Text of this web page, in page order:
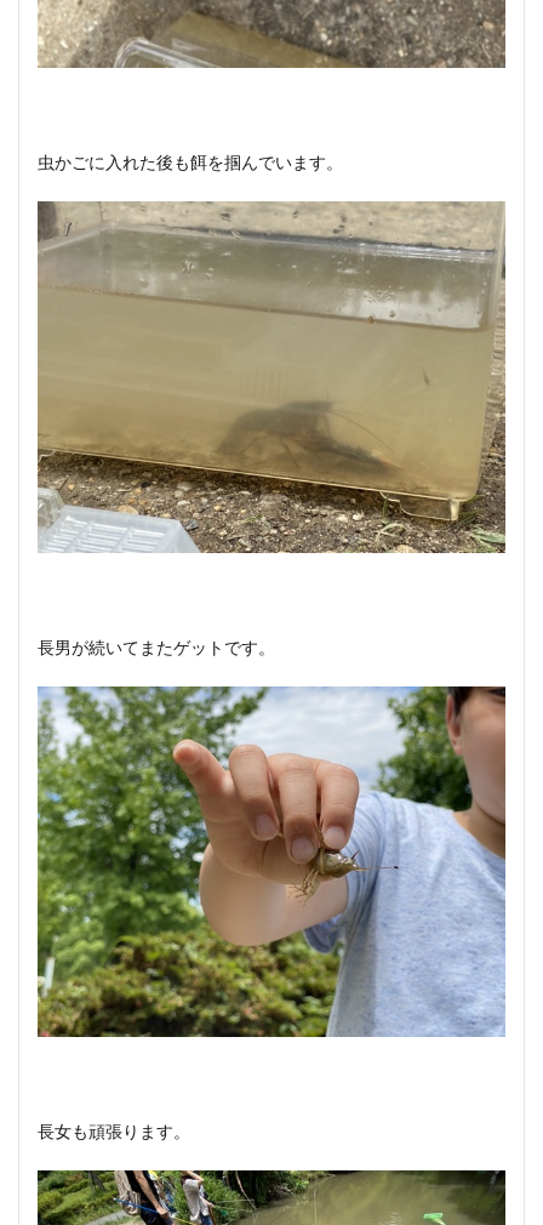
虫かごに入れた後も餌を掴んでいます。
長男が続いてまたゲットです。
長女も頑張ります。